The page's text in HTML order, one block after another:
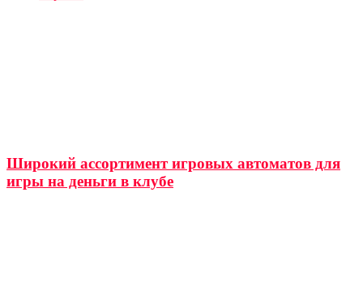
Широкий ассортимент игровых автоматов для
игры на деньги в клубе